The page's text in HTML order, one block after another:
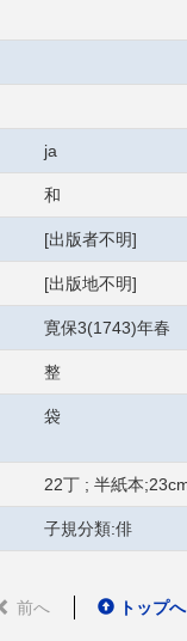
ja
和
[出版者不明]
[出版地不明]
寛保3(1743)年春
整
袋
22丁 ; 半紙本
子規分類:俳
前へ トップへ